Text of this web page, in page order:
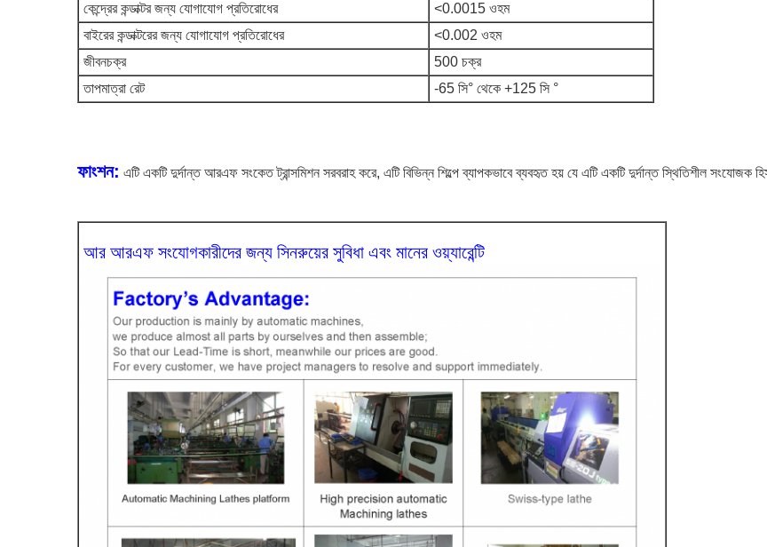
কেন্দ্রের কন্ডাক্টর জন্য যোগাযোগ প্রতিরোধের
<0.0015 ওহম
বাইরের কন্ডাক্টরের জন্য যোগাযোগ প্রতিরোধের
<0.002 ওহম
জীবনচক্র
500 চক্র
তাপমাত্রা রেট
-65 সি° থেকে +125 সি °
ফাংশন: এটি একটি দুর্দান্ত আরএফ সংকেত ট্রান্সমিশন সরবরাহ করে, এটি বিভিন্ন শিল্পে ব্যাপকভাবে ব্যবহৃত হয় যে এটি একটি দুর্দান্ত স্থিতিশীল সংযোজক
আর আরএফ সংযোগকারীদের জন্য সিনরুয়ের সুবিধা এবং মানের ওয়্যারেন্টি